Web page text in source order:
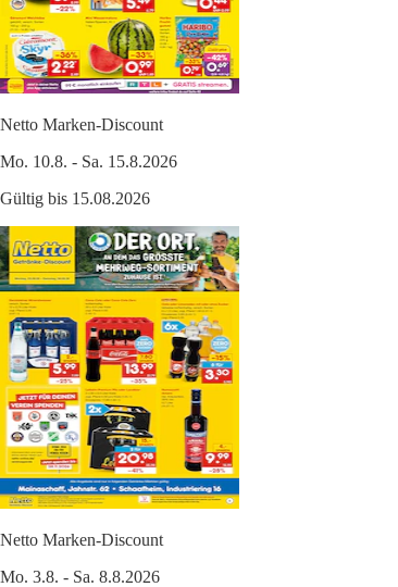
Netto Marken-Discount
Mo. 10.8. - Sa. 15.8.2026
Gültig bis 15.08.2026
Netto Marken-Discount
Mo. 3.8. - Sa. 8.8.2026